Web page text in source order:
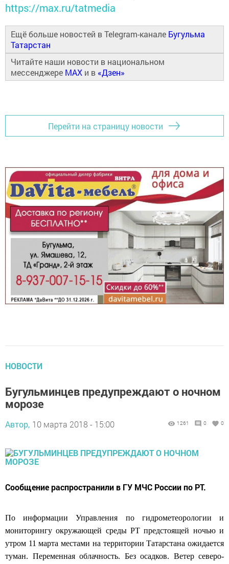
https://max.ru/tatmedia
Ещё больше новостей в Telegram-канале Бугульма
Татарстан
Читайте наши новости в национальном
мессенджере MAX и в «Дзен»
Перейти на страницу новости
НОВОСТИ
Бугульминцев предупреждают о ночном
морозе
Автор, 10 марта 2018 - 15:00 1261 0 0
Сообщение распространили в ГУ МЧС России по РТ.
По информации Управления по гидрометеорологии и
мониторингу окружающей среды РТ предстоящей ночью и
утром 11 марта местами на территории Татарстана ожидается
туман. Переменная облачность. Без осадков. Ветер северо-